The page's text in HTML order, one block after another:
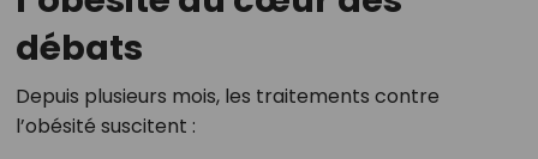
débats
Depuis plusieurs mois, les traitements contre
l’obésité suscitent :